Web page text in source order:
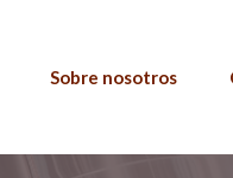
Sobre nosotros